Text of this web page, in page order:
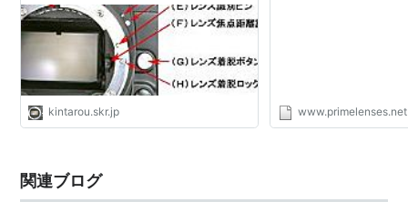
kintarou.skr.jp www.primelenses.net
関連ブログ